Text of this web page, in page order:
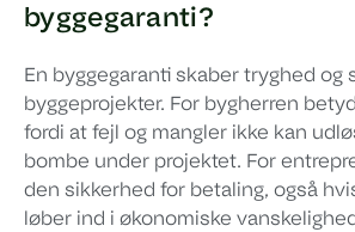
byggegaranti?
En byggegaranti skaber tryghed og
byggeprojekter. For bygherren
fordi at fejl og mangler ikke kan
bombe under projektet. For
den sikkerhed for betaling, også
løber ind i økonomiske